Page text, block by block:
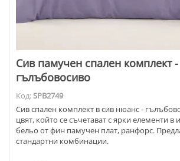
Сив памучен спален комплект -
гълъбовосиво
Код:SPB2749
Сив спален комплект в сив нюанс -
цвят, който се съчетават с ярки елементи в
бельо от фин памучен плат, ранфорс.
стандартни комбинации.